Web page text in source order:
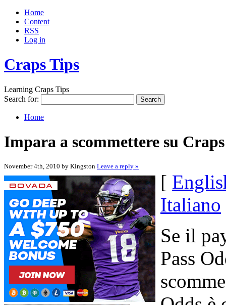
Home
Content
RSS
Log in
Craps Tips
Learning Craps Tips
Search for:
Home
Impara a scommettere su
November 4th, 2010 by Kingston Leave a reply »
[
Italiano
Se il
Pass